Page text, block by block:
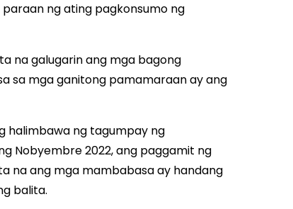
paraan ng ating pagkonsumo ng
na galugarin ang mga bagong
sa mga ganitong pamamaraan ay ang
halimbawa ng tagumpay ng
Nobyembre 2022, ang paggamit ng
na ang mga mambabasa ay handang
balita.